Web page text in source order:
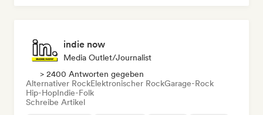
indie now
Media Outlet/Journalist
> 2400 Antworten gegeben
Alternativer RockElektronischer RockGarage-Rock
Hip-HopIndie-Folk
Schreibe Artikel